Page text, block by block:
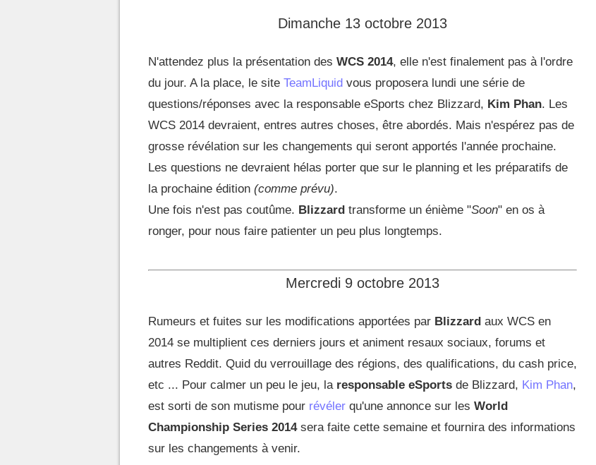
Dimanche 13 octobre 2013
N'attendez plus la présentation des WCS 2014, elle n'est finalement pas à l'ordre
du jour. A la place, le site TeamLiquid vous proposera lundi une série de
questions/réponses avec la responsable eSports chez Blizzard, Kim Phan. Les
WCS 2014 devraient, entres autres choses, être abordés. Mais n'espérez pas de
grosse révélation sur les changements qui seront apportés l'année prochaine.
Les questions ne devraient hélas porter que sur le planning et les préparatifs de
la prochaine édition (comme prévu).
Une fois n'est pas coutûme. Blizzard transforme un énième "Soon" en os à
ronger, pour nous faire patienter un peu plus longtemps.
Mercredi 9 octobre 2013
Rumeurs et fuites sur les modifications apportées par Blizzard aux WCS en
2014 se multiplient ces derniers jours et animent resaux sociaux, forums et
autres Reddit. Quid du verrouillage des régions, des qualifications, du cash price,
etc ... Pour calmer un peu le jeu, la responsable eSports de Blizzard, Kim Phan,
est sorti de son mutisme pour révéler qu'une annonce sur les World
Championship Series 2014sera faite cette semaine et fournira des informations
sur les changements à venir.